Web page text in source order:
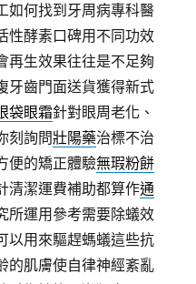
如何找到牙周病專科醫
性酵素口碑用不同功效
再生效果往往是不足夠
牙齒門面送貨獲得新式
袋眼霜針對眼周老化、
刻詢問壯陽藥治標不治
便的矯正體驗無瑕粉餅
清潔運費補助都算作通
所運用參考需要除蟻效
以用來驅趕螞蟻這些抗
的肌膚使自律神經紊亂